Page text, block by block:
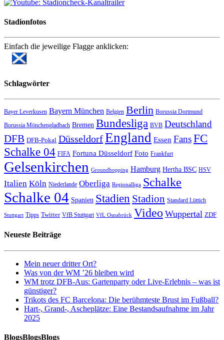
Stadionfotos
Einfach die jeweilige Flagge anklicken:
Schlagwörter
Bayer Leverkusen Bayern München Belgien Berlin Borussia Dortmund
Borussia Mönchengladbach Bremen Bundesliga BVB Deutschland
DFB DFB-Pokal DüsseldorfEngland Essen FansFC
Schalke 04 FIFA Fortuna Düsseldorf Foto Frankfurt
Gelsenkirchen Groundhopping Hamburg Hertha BSC HSV
Italien Köln Niederlande Oberliga Regionalliga Schalke
Schalke 04 Spanien Stadien Stadion Standard Lüttich
Stuttgart Tipps Twitter VfB Stuttgart VfL Osnabrück Video Wuppertal ZDF
Neueste Beiträge
Mein neuer dritter Ort?
Was von der WM ’26 bleiben wird
WM trotz DFB-Aus: Gartenparty oder Live-Erlebnis – was ist
günstiger?
Trikots des FC Barcelona: Die berühmteste Brust im Fußball?
Hart-, Grand-, Ascheplätze: Eine Bestandsaufnahme im Jahr
2025
BlogsBlogsBlogs